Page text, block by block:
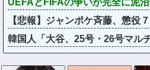
UEFAとFIFAの争いが完全に泥
【悲報】ジャンポケ斉藤、懲役
韓国人「大谷、25号・26号マル